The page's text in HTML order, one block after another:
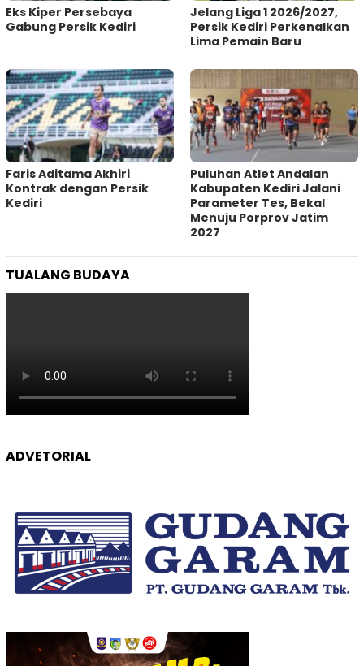
Eks Kiper Persebaya
Gabung Persik Kediri
Jelang Liga 1 2026/2027,
Persik Kediri Perkenalkan
Lima Pemain Baru
Faris Aditama Akhiri
Kontrak dengan Persik
Kediri
Puluhan Atlet Andalan
Kabupaten Kediri Jalani
Parameter Tes, Bekal
Menuju Porprov Jatim
2027
TUALANG BUDAYA
ADVETORIAL